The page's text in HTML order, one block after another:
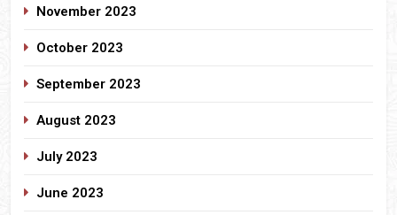
November 2023
October 2023
September 2023
August 2023
July 2023
June 2023